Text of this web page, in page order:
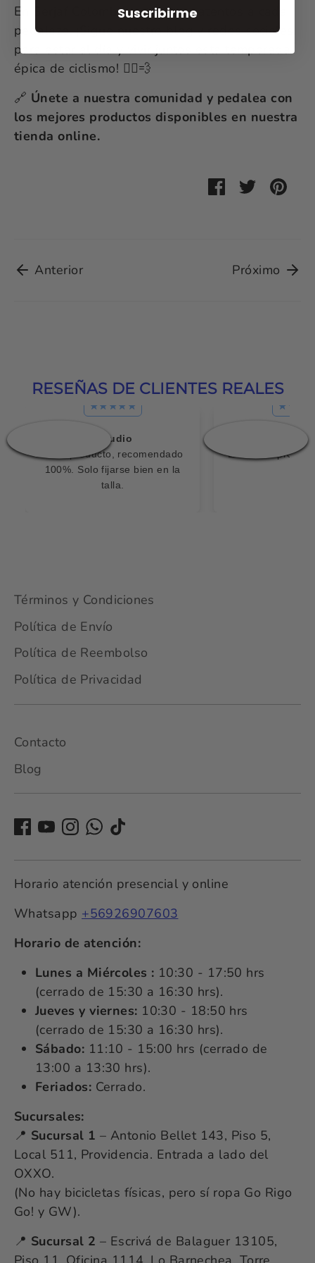
En Serjaf Colombia estaremos atentos a cada
pedalazo. ¡Sigue nuestro blog y redes sociales
para estar al día y vivir juntos esta temporada
épica de ciclismo! 🚴‍♂️💨
🔗 Únete a nuestra comunidad y pedalea con
los mejores productos disponibles en nuestra
tienda online.
Compartir
Tuitear
Anterior Próximo
RESEÑAS DE CLIENTES REALES
Claudio
Buen producto, recomendado
100%. Solo fijarse bien en la
talla.
Excelente
Términos y Condiciones
Política de Envío
Política de Reembolso
Política de Privacidad
Contacto
Blog
Horario atención presencial y online
Whatsapp +56926907603
Horario de atención:
Lunes a Miércoles : 10:30 - 17:50 hrs
(cerrado de 15:30 a 16:30 hrs).
Jueves y viernes: 10:30 - 18:50 hrs
(cerrado de 15:30 a 16:30 hrs).
Sábado: 11:10 - 15:00 hrs (cerrado de
13:00 a 13:30 hrs).
Feriados: Cerrado.
Sucursales:
📍 Sucursal 1 – Antonio Bellet 143, Piso 5,
Local 511, Providencia. Entrada a lado del
OXXO.
(No hay bicicletas físicas, pero sí ropa Go Rigo
Go! y GW).
📍 Sucursal 2 – Escrivá de Balaguer 13105,
Suscribirme